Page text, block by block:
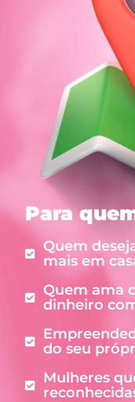
Para
Quem
mais em
Quem ama
dinheiro
do seu
Mulheres